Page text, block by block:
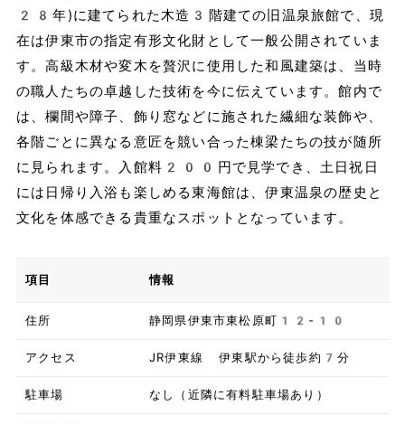
28年)に建てられた木造3階建ての旧温泉旅館で、現
在は伊東市の指定有形文化財として一般公開されていま
す。高級木材や変木を贅沢に使用した和風建築は、当時
の職人たちの卓越した技術を今に伝えています。館内で
は、欄間や障子、飾り窓などに施された繊細な装飾や、
各階ごとに異なる意匠を競い合った棟梁たちの技が随所
に見られます。入館料200円で見学でき、土日祝日
には日帰り入浴も楽しめる東海館は、伊東温泉の歴史と
文化を体感できる貴重なスポットとなっています。
項目 情報
住所 静岡県伊東市東松原町12-10
アクセス JR伊東線 伊東駅から徒歩約7分
駐車場 なし（近隣に有料駐車場あり）